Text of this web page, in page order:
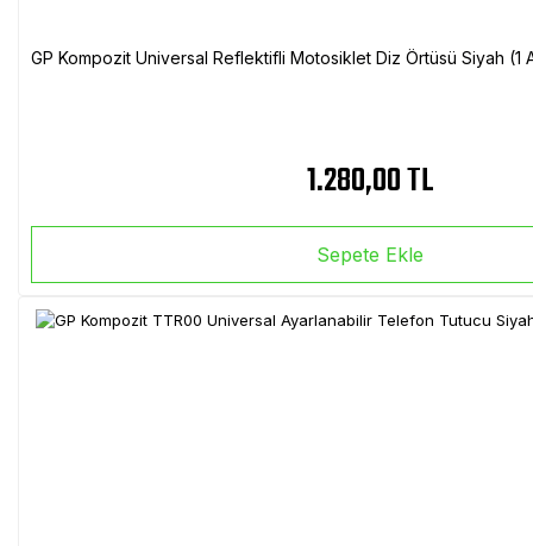
GP Kompozit Universal Reflektifli Motosiklet Diz Örtüsü Siyah
1.280,00 TL
Sepete Ekle